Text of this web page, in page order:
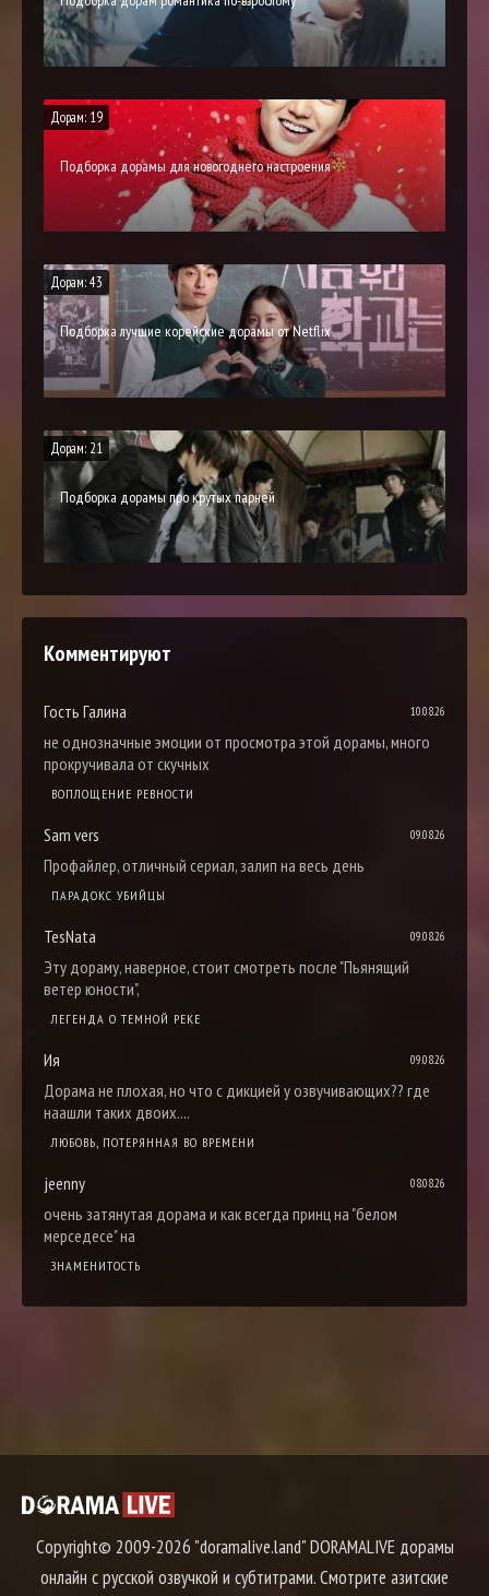
Дорам: 19
Подборка дорамы для новогоднего настроения
Дорам: 43
Подборка лучшие корейские дорамы от Netflix
Дорам: 21
Подборка дорамы про крутых парней
Комментируют
Гость Галина 10.08.26
не однозначные эмоции от просмотра этой дорамы, много
прокручивала от скучных
ВОПЛОЩЕНИЕ РЕВНОСТИ
Sam vers 09.08.26
Профайлер, отличный сериал, залип на весь день
ПАРАДОКС УБИЙЦЫ
TesNata 09.08.26
Эту дораму, наверное, стоит смотреть после "Пьянящий
ветер юности",
ЛЕГЕНДА О ТЕМНОЙ РЕКЕ
Ия 09.08.26
Дорама не плохая, но что с дикцией у озвучивающих?? где
наашли таких двоих....
ЛЮБОВЬ, ПОТЕРЯННАЯ ВО ВРЕМЕНИ
jeenny 08.08.26
очень затянутая дорама и как всегда принц на "белом
мерседесе" на
ЗНАМЕНИТОСТЬ
Copyright© 2009-2026 "doramalive.land" DORAMALIVE дорамы
онлайн с русской озвучкой и субтитрами. Смотрите азитские